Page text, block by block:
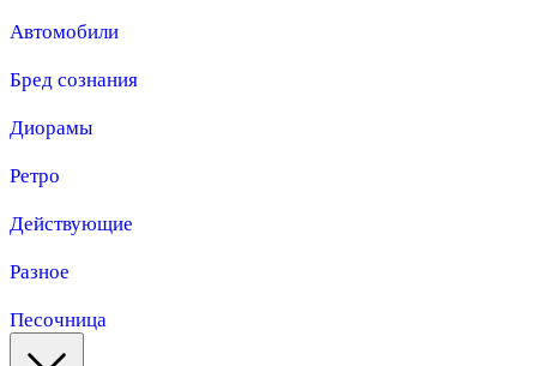
Автомобили
Бред сознания
Диорамы
Ретро
Действующие
Разное
Песочница